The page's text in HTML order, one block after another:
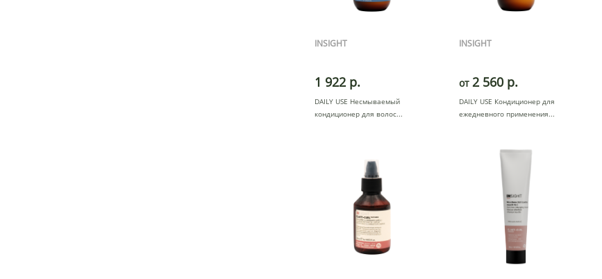
INSIGHT
1 922 р.
DAILY USE Несмываемый
кондиционер для волос
INSIGHT
от 2 560 р.
DAILY USE Кондиционер для
ежедневного применения